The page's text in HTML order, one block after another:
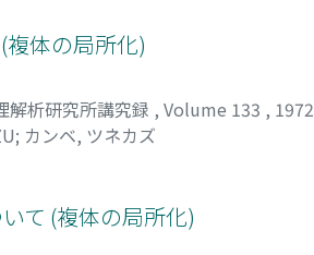
体の局所化)
解析研究所講究録 , Volume 133 , 1972
; カンベ, ツネカズ
て (複体の局所化)